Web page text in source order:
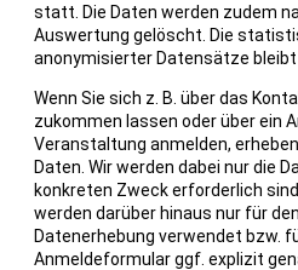
statt. Die Daten werden zudem
Auswertung gelöscht. Die
anonymisierter Datensätze bleibt
Wenn Sie sich z. B. über das
zukommen lassen oder über ein
Veranstaltung anmelden,
Daten. Wir werden dabei nur die
konkreten Zweck erforderlich
werden darüber hinaus nur für
Datenerhebung verwendet bzw.
Anmeldeformular ggf. explizit